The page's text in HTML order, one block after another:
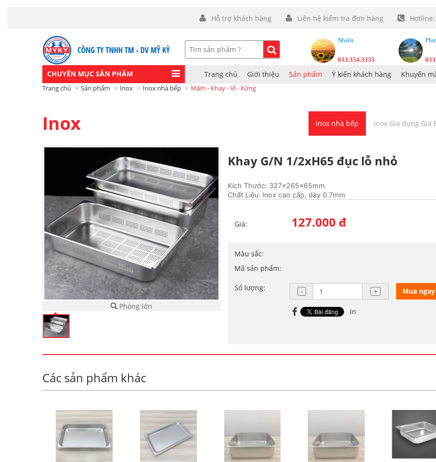
Hỗ trợ khách hàng Liên hệ kiểm tra đơn hàng Hotline:
Nhiên
033.354.3335
CHUYÊN MỤC SẢN PHẨM Trang chủ Giới thiệu Sản phẩm Ý kiến khách hàng Khuyến
Trang chủ Sản phẩm Inox Inox nhà bếp Mâm - Khay - Vĩ - Xửng
Inox Inox nhà bếp Inox Gia dụng Gia
Phóng lớn
Khay G/N 1/2xH65 đục lỗ nhỏ
Kích Thước: 327x265x65mm
Chất Liệu: Inox cao cấp, dày 0.7mm
Giá: 127.000 đ
Màu sắc:
Mã sản phẩm:
Số lượng: Mua ngay
In
Các sản phẩm khác